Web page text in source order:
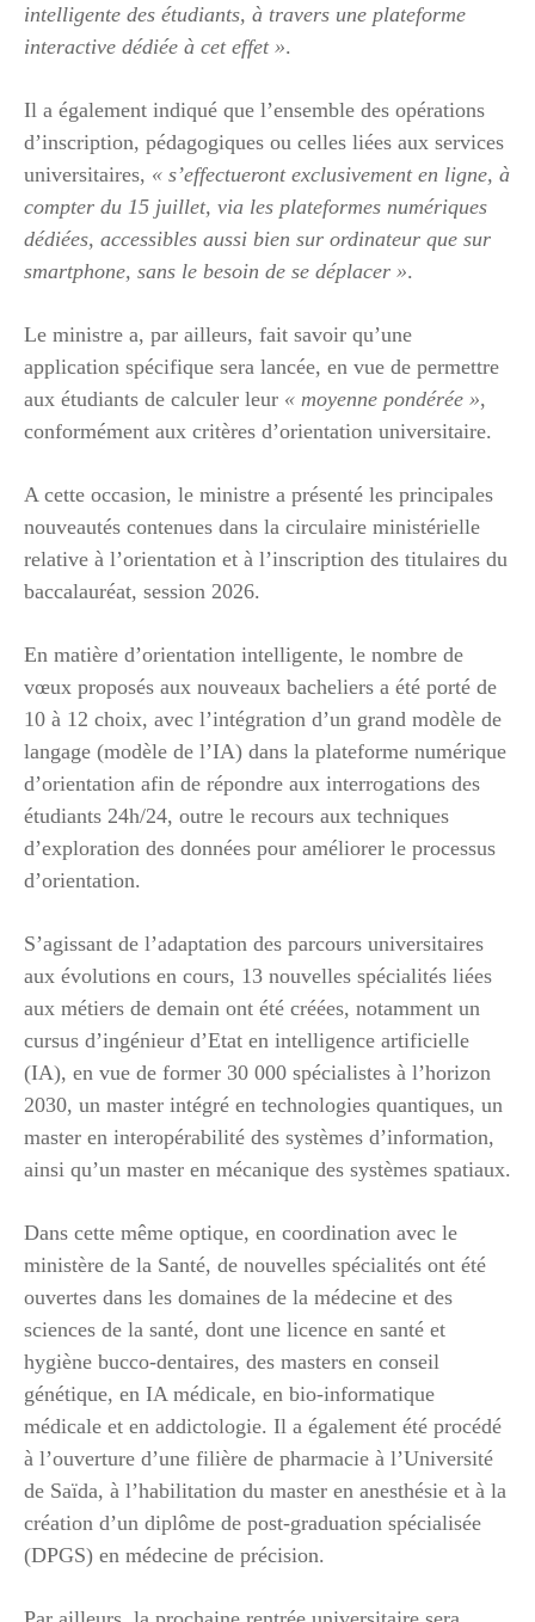
intelligente des étudiants, à travers une plateforme
interactive dédiée à cet effet ».
Il a également indiqué que l’ensemble des opérations
d’inscription, pédagogiques ou celles liées aux services
universitaires, « s’effectueront exclusivement en ligne, à
compter du 15 juillet, via les plateformes numériques
dédiées, accessibles aussi bien sur ordinateur que sur
smartphone, sans le besoin de se déplacer ».
Le ministre a, par ailleurs, fait savoir qu’une
application spécifique sera lancée, en vue de permettre
aux étudiants de calculer leur « moyenne pondérée »,
conformément aux critères d’orientation universitaire.
A cette occasion, le ministre a présenté les principales
nouveautés contenues dans la circulaire ministérielle
relative à l’orientation et à l’inscription des titulaires du
baccalauréat, session 2026.
En matière d’orientation intelligente, le nombre de
vœux proposés aux nouveaux bacheliers a été porté de
10 à 12 choix, avec l’intégration d’un grand modèle de
langage (modèle de l’IA) dans la plateforme numérique
d’orientation afin de répondre aux interrogations des
étudiants 24h/24, outre le recours aux techniques
d’exploration des données pour améliorer le processus
d’orientation.
S’agissant de l’adaptation des parcours universitaires
aux évolutions en cours, 13 nouvelles spécialités liées
aux métiers de demain ont été créées, notamment un
cursus d’ingénieur d’Etat en intelligence artificielle
(IA), en vue de former 30 000 spécialistes à l’horizon
2030, un master intégré en technologies quantiques, un
master en interopérabilité des systèmes d’information,
ainsi qu’un master en mécanique des systèmes spatiaux.
Dans cette même optique, en coordination avec le
ministère de la Santé, de nouvelles spécialités ont été
ouvertes dans les domaines de la médecine et des
sciences de la santé, dont une licence en santé et
hygiène bucco-dentaires, des masters en conseil
génétique, en IA médicale, en bio-informatique
médicale et en addictologie. Il a également été procédé
à l’ouverture d’une filière de pharmacie à l’Université
de Saïda, à l’habilitation du master en anesthésie et à la
création d’un diplôme de post-graduation spécialisée
(DPGS) en médecine de précision.